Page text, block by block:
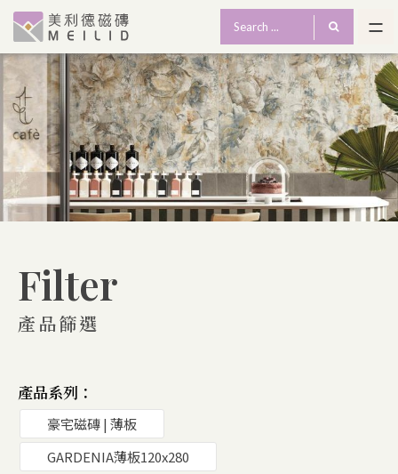
Filter
產品篩選
產品系列：
豪宅磁磚 | 薄板
GARDENIA薄板120x280